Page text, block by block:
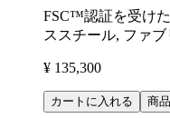
FSC™認証を受け
ススチール, ファ
¥ 135,300
カートに入れる 商